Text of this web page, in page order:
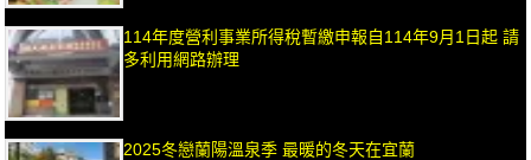
114年度營利事業所得稅暫繳申報自114年9月1日起 請
多利用網路辦理
2025冬戀蘭陽溫泉季 最暖的冬天在宜蘭